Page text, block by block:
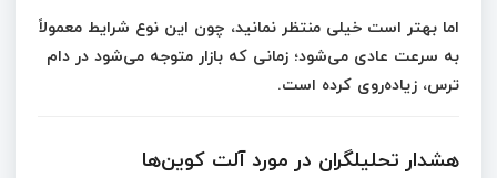
اما بهتر است خیلی منتظر نمانید، چون این نوع شرایط معمولاً
به سرعت عادی می‌شود؛ زمانی که بازار متوجه می‌شود در دام
ترس، زیاده‌روی کرده است.
هشدار تحلیلگران در مورد آلت کوین‌ها